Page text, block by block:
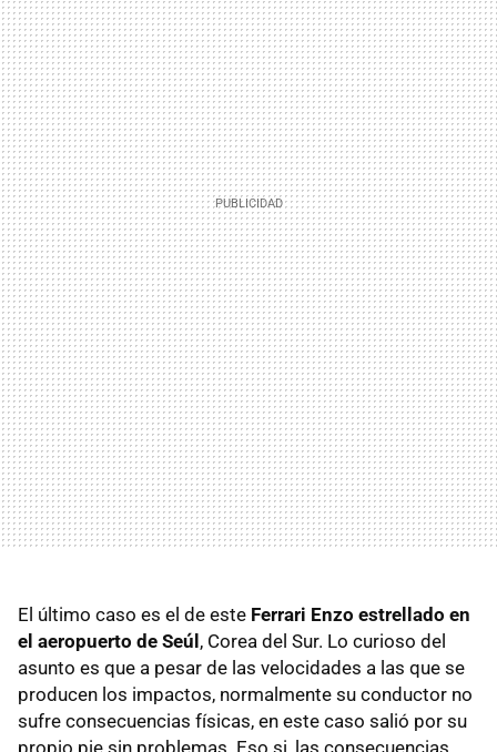
El último caso es el de este Ferrari Enzo estrellado en
el aeropuerto de Seúl , Corea del Sur. Lo curioso del
asunto es que a pesar de las velocidades a las que se
producen los impactos, normalmente su conductor no
sufre consecuencias físicas, en este caso salió por su
propio pie sin problemas. Eso si, las consecuencias